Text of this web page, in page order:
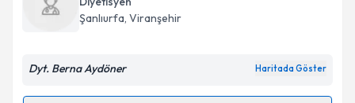
takvim hazırlandığında e-posta ile bilgilendireceğiz.
Şanlıurfa, Viranşehir
Dyt. Berna Aydöner Haritada Göster